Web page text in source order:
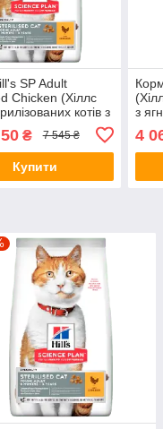
SP Adult
Сhicken (Хіллс
котів з
₴ 7 545 ₴
Купити
з
4